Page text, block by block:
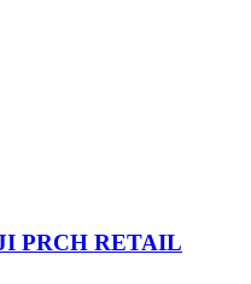
PRCH RETAIL